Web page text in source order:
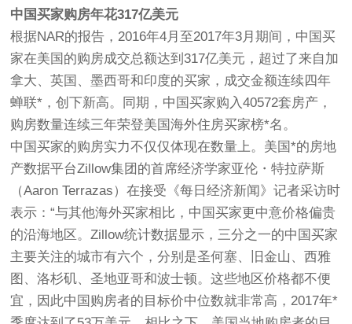
中国买家购房年花317亿美元
根据NAR的报告，2016年4月至2017年3月期间，中国买
家在美国的购房成交总额达到317亿美元，超过了来自加
拿大、英国、墨西哥和印度的买家，成交金额连续四年
蝉联*，创下新高。同期，中国买家购入40572套房产，
购房数量连续三年荣登美国海外住房买家榜*名。
中国买家的购房实力不仅仅体现在数量上。美国*的房地
产数据平台Zillow集团的首席经济学家亚伦・特拉萨斯
（Aaron Terrazas）在接受《每日经济新闻》记者采访时
表示：“与其他海外买家相比，中国买家更中意价格偏贵
的沿海地区。Zillow统计数据显示，三分之一的中国买家
主要关注的城市有六个，分别是圣何塞、旧金山、西雅
图、洛杉矶、圣地亚哥和波士顿。这些地区价格都不便
宜，因此中国购房者的目标价中位数就非常高，2017年*